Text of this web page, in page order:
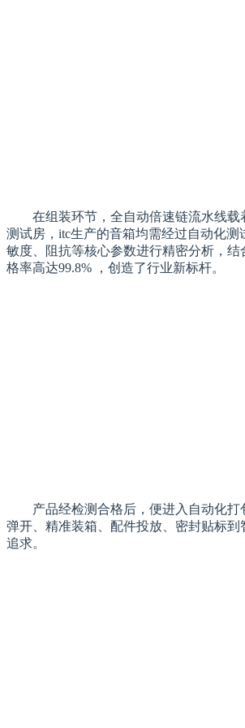
在组装环节，全自动倍速链流水线
测试房，itc生产的音箱均需经过自动化
敏度、阻抗等核心参数进行精密分析，
格率高达99.8% ，创造了行业新标杆。
产品经检测合格后，便进入自动化
弹开、精准装箱、配件投放、密封贴标
追求。